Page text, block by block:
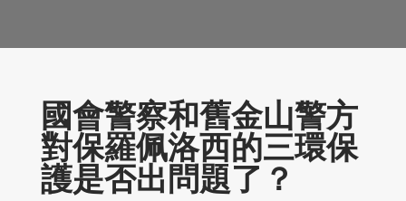
國會警察和舊金山警方
對保羅佩洛西的三環保
護是否出問題了？